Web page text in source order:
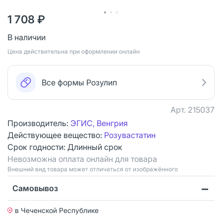
1 708 ₽
В наличии
Цена действительна при оформлении онлайн
Все формы Розулип
Арт. 215037
Производитель: ЭГИС, Венгрия
Действующее вещество: Розувастатин
Срок годности: Длинный срок
Невозможна оплата онлайн для товара
Bнешний вид товара может отличаться от изображённого
Самовывоз
в Чеченской Республике